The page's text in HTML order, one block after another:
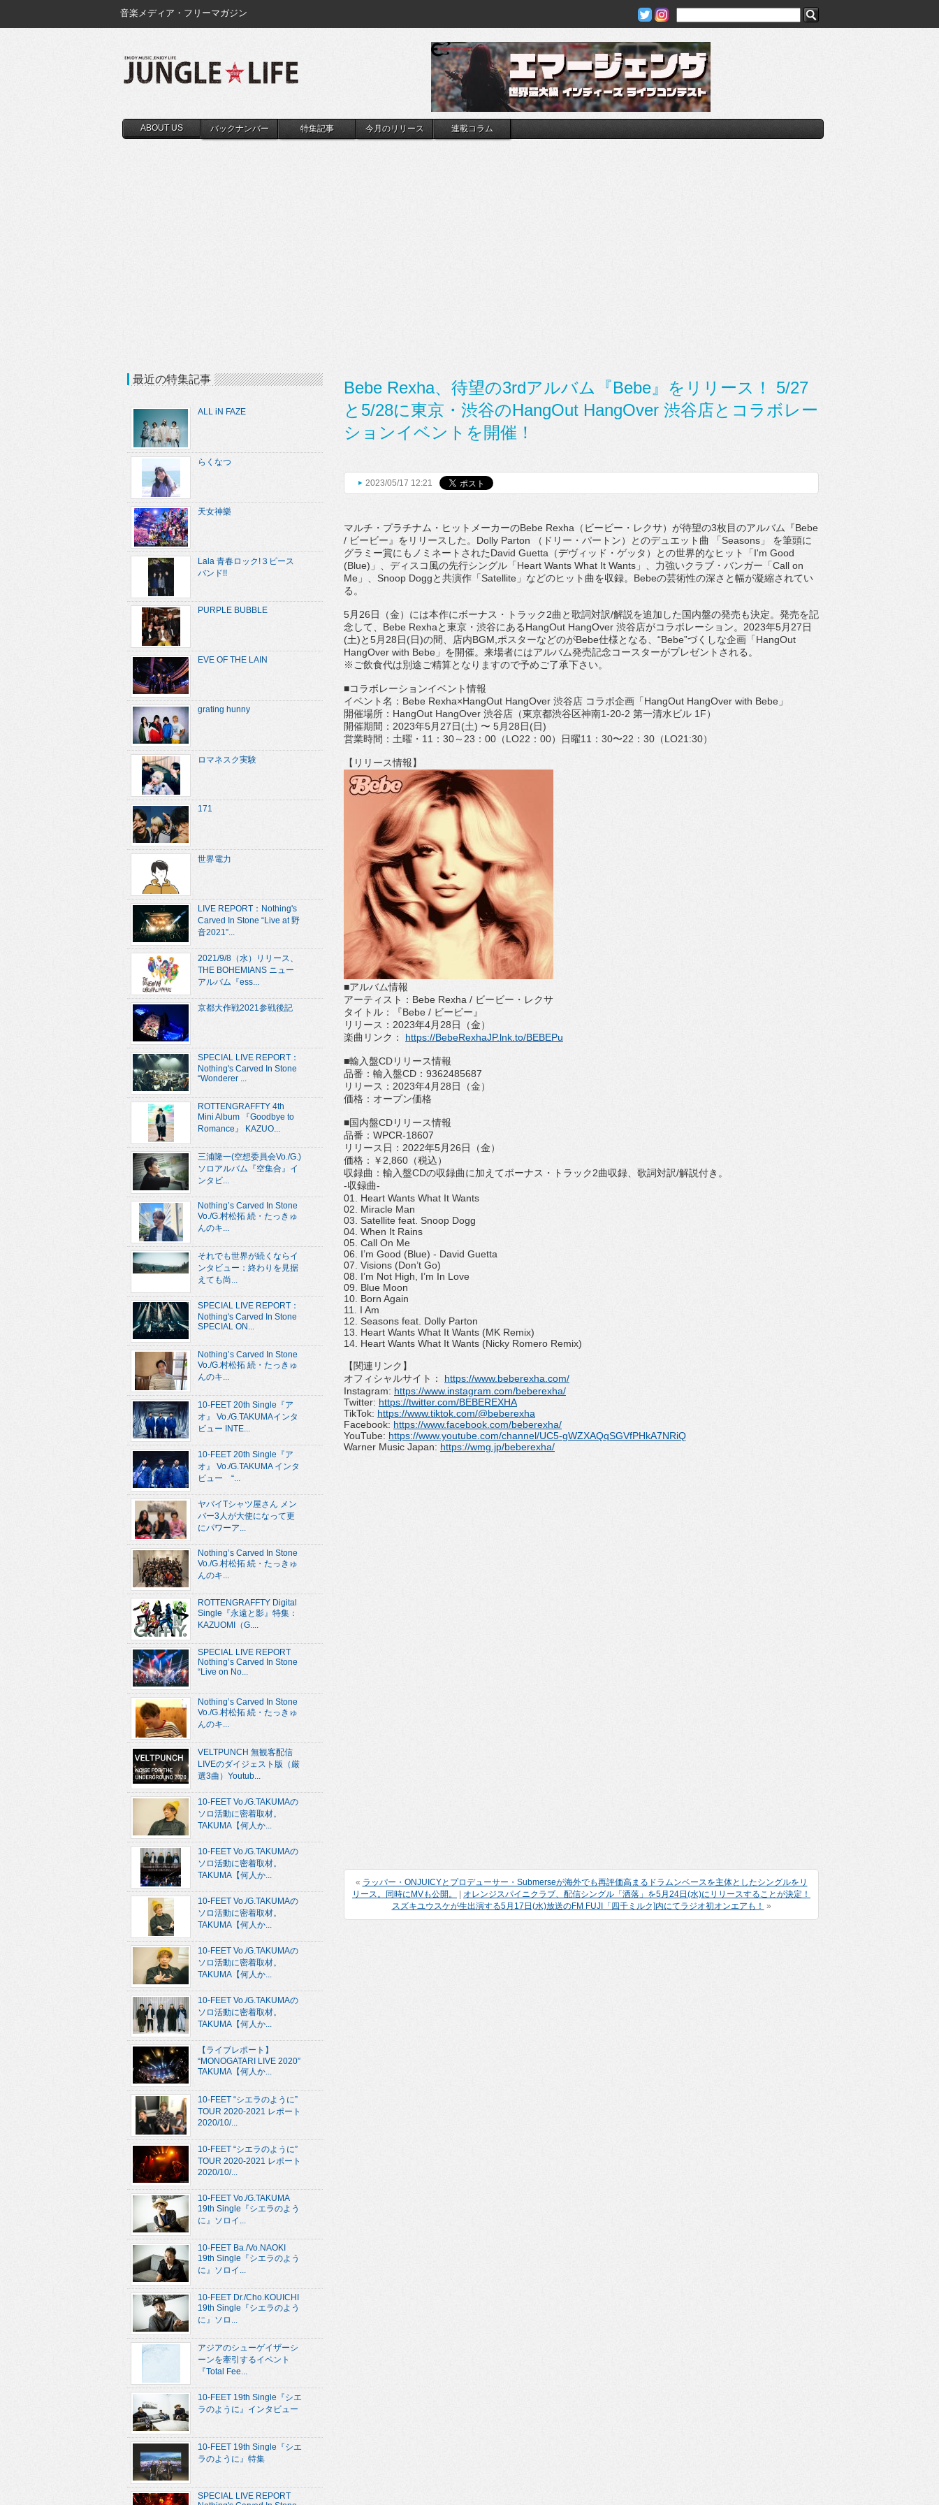
音楽メディア・フリーマガジン
ABOUT US バックナンバー 特集記事 今月のリリース 連載コラム
Bebe Rexha、待望の3rdアルバム『Bebe』をリリース！ 5/27
と5/28に東京・渋谷のHangOut HangOver 渋谷店とコラボレー
ションイベントを開催！
2023/05/17 12:21
マルチ・プラチナム・ヒットメーカーのBebe Rexha （ビービー・レクサ）が待望の3枚目のアルバム『Bebe
/ ビービー』をリリースした。 Dolly Parton （ドリー・パートン）とのデュエット曲 「Seasons 」 を筆頭に
グラミー賞にもノミネートされたDavid Guetta （デヴィッド・ゲッタ）との世界的なヒット「I'm Good
(Blue) 」、ディスコ風の先行シングル「Heart Wants What It Wants 」、力強いクラブ・バンガー「Call on
Me 」、 Snoop Doggと共演作「Satellite 」などのヒット曲を収録。 Bebeの芸術性の深さと幅が凝縮されてい
る。
5月 26日（金）には本作にボーナス・トラック2曲と歌詞対訳/解説を追加した国内盤の発売も決定。発売を記
念して、 Bebe Rexhaと東京・渋谷にあるHangOut HangOver 渋谷店がコラボレーション。 2023年5月 27日
(土)と5 月 28日(日)の間、店内BGM, ポスターなどのがBebe仕様となる、“Bebe”づくしな企画「HangOut
HangOver with Bebe 」を開催。 来場者にはアルバム発売記念コースターがプレゼントされる。
※ご飲食代は別途ご精算となりますので予めご了承下さい。
■コラボレーションイベント情報
イベント名： Bebe Rexha×HangOut HangOver 渋谷店 コラボ企画「HangOut HangOver with Bebe 」
開催場所： HangOut HangOver 渋谷店（東京都渋谷区神南1-20-2 第一清水ビル 1F）
開催期間： 2023年5月 27日(土) 〜 5月 28日(日)
営業時間：土曜・ 11 ： 30～23 ： 00 （LO22 ： 00）日曜11 ： 30〜22 ： 30 （LO21:30）
【リリース情報】
■アルバム情報
アーティスト： Bebe Rexha / ビービー・レクサ
タイトル：『Bebe / ビービー』
リリース： 2023年4月 28日（金）
楽曲リンク： https://BebeRexhaJP.lnk.to/BEBEPu
■輸入盤CDリリース情報
品番：輸入盤CD ： 9362485687
リリース： 2023年4月 28日（金）
価格：オープン価格
■国内盤CDリリース情報
品番： WPCR-18607
リリース日： 2022年5月 26日（金）
価格：￥ 2,860 （税込）
収録曲：輸入盤CDの収録曲に加えてボーナス・トラック2曲収録 、歌詞対訳/解説付き。
-収録曲-
01. Heart Wants What It Wants
02. Miracle Man
03. Satellite feat. Snoop Dogg
04. When It Rains
05. Call On Me
06. I’m Good (Blue) - David Guetta
07. Visions (Don’t Go)
08. I’m Not High, I’m In Love
09. Blue Moon
10. Born Again
11. I Am
12. Seasons feat. Dolly Parton
13. Heart Wants What It Wants (MK Remix)
14. Heart Wants What It Wants (Nicky Romero Remix)
【関連リンク】
オフィシャルサイト： https://www. beberexha.com/
Instagram: https://www. instagram.com/beberexha/
Twitter: https://twitter.com/BEBEREXHA
TikTok: https://www.tiktok. com/@beberexha
Facebook: https://www.facebook.com/beberexha/
YouTube: https://www.youtube. com/channel/UC5-gWZXAQqSGVfPHkA7NRiQ
Warner Music Japan: https://wmg.jp/beberexha/
« ラッパー・ONJUICYとプロデューサー・Submerseが海外でも再評価高まるドラムンベースを主体としたシングルをリ
リース。同時にMVも公開。
オレンジスパイニクラブ、配信シングル「洒落」を5月24日(水)にリリースすることが決定！
スズキユウスケが生出演する5月17日(水)放送のFM FUJI「四千ミルク]内にてラジオ初オンエアも！ »
最近の特集記事
ALL iN FAZE
らくなつ
天女神樂
Lala 青春ロック!３ピース
バンド!!
PURPLE BUBBLE
EVE OF THE LAIN
grating hunny
ロマネスク実験
171
世界電力
LIVE REPORT：Nothing's
Carved In Stone “Live at 野
音2021”...
2021/9/8（水）リリース、
THE BOHEMIANS ニュー
アルバム『ess...
京都大作戦2021参戦後記
SPECIAL LIVE REPORT：
Nothing's Carved In Stone
“Wonderer ...
ROTTENGRAFFTY 4th
Mini Album 『Goodbye to
Romance』 KAZUO...
三浦隆一(空想委員会Vo./G.)
ソロアルバム『空集合』イ
ンタビ...
Nothing’s Carved In Stone
Vo./G.村松拓 続・たっきゅ
んのキ...
それでも世界が続くならイ
ンタビュー：終わりを見据
えても尚...
SPECIAL LIVE REPORT：
Nothing's Carved In Stone
SPECIAL ON...
Nothing’s Carved In Stone
Vo./G.村松拓 続・たっきゅ
んのキ...
10-FEET 20th Single『ア
オ』 Vo./G.TAKUMAインタ
ビュー INTE...
10-FEET 20th Single『ア
オ』 Vo./G.TAKUMA インタ
ビュー “...
ヤバイTシャツ屋さん メン
バー3人が大使になって更
にパワーア...
Nothing’s Carved In Stone
Vo./G.村松拓 続・たっきゅ
んのキ...
ROTTENGRAFFTY Digital
Single『永遠と影』特集：
KAZUOMI（G....
SPECIAL LIVE REPORT
Nothing’s Carved In Stone
“Live on No...
Nothing’s Carved In Stone
Vo./G.村松拓 続・たっきゅ
んのキ...
VELTPUNCH 無観客配信
LIVEのダイジェスト版（厳
選3曲）Youtub...
10-FEET Vo./G.TAKUMAの
ソロ活動に密着取材。
TAKUMA【何人か...
10-FEET Vo./G.TAKUMAの
ソロ活動に密着取材。
TAKUMA【何人か...
10-FEET Vo./G.TAKUMAの
ソロ活動に密着取材。
TAKUMA【何人か...
10-FEET Vo./G.TAKUMAの
ソロ活動に密着取材。
TAKUMA【何人か...
10-FEET Vo./G.TAKUMAの
ソロ活動に密着取材。
TAKUMA【何人か...
【ライブレポート】
“MONOGATARI LIVE 2020”
TAKUMA【何人か...
10-FEET “シエラのように”
TOUR 2020-2021 レポート
2020/10/...
10-FEET “シエラのように”
TOUR 2020-2021 レポート
2020/10/...
10-FEET Vo./G.TAKUMA
19th Single『シエラのよう
に』ソロイ...
10-FEET Ba./Vo.NAOKI
19th Single『シエラのよう
に』ソロイ...
10-FEET Dr./Cho.KOUICHI
19th Single『シエラのよう
に』ソロ...
アジアのシューゲイザーシ
ーンを牽引するイベント
『Total Fee...
10-FEET 19th Single『シエ
ラのように』インタビュー
10-FEET 19th Single『シエ
ラのように』特集
SPECIAL LIVE REPORT